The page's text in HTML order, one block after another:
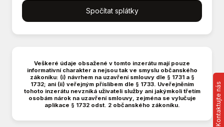
Multifunkční volant
Nouzové brzdění (PEBS)
Parkovací kamera
Parkovací senzory zadní
Plní 'EURO VI'
Posilovač řízení
Přední pohon
Spočítat splátky
Veškeré údaje obsažené v tomto inzerátu mají pouze
informativní charakter a nejsou tak ve smyslu občanského
zákoníku: (i) návrhem na uzavření smlouvy dle § 1731 a §
1732; ani (ii) veřejným příslibem dle § 1733. Uveřejněním
tohoto inzerátu nevzniká uživateli služby ani jakýmkoli třetím
osobám nárok na uzavření smlouvy, zejména se vylučuje
aplikace § 1732 odst. 2 občanského zákoníku.
Kontaktujte nás